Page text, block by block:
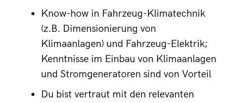
Know-how in Fahrzeug-Klimatechnik
(z.B. Dimensionierung von
Klimaanlagen) und Fahrzeug-Elektrik;
Kenntnisse im Einbau von Klimaanlagen
und Stromgeneratoren sind von Vorteil
Du bist vertraut mit den relevanten